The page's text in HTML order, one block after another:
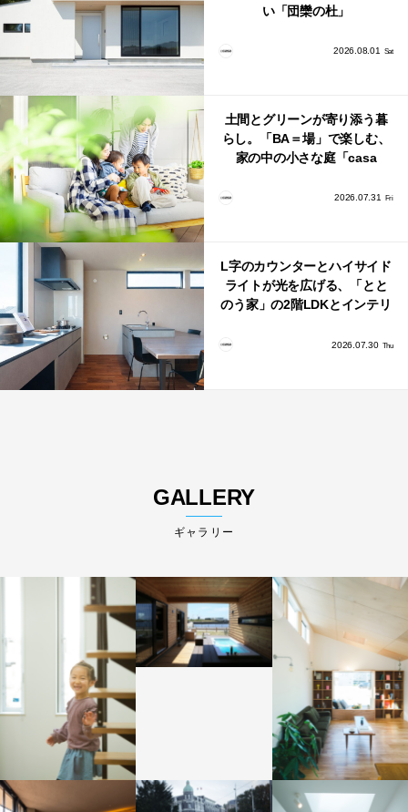
い「団欒の杜」
2026.08.01 Sat
土間とグリーンが寄り添う暮
らし。「BA＝場」で楽しむ、
家の中の小さな庭「casa
2026.07.31 Fri
L字のカウンターとハイサイド
ライトが光を広げる、「とと
のう家」の2階LDKとインテリ
2026.07.30 Thu
GALLERY
ギャラリー